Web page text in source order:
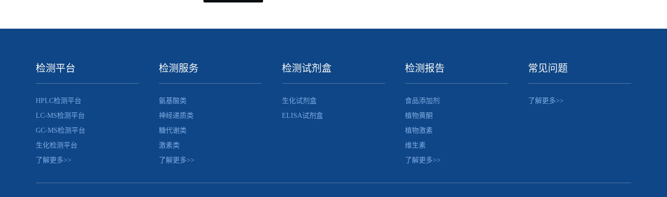
检测平台
HPLC检测平台
LC-MS检测平台
GC-MS检测平台
生化检测平台
了解更多>>
检测服务
氨基酸类
神经递质类
糖代谢类
激素类
了解更多>>
检测试剂盒
生化试剂盒
ELISA试剂盒
检测报告
食品添加剂
植物黄酮
植物激素
维生素
了解更多>>
常见问题
了解更多>>